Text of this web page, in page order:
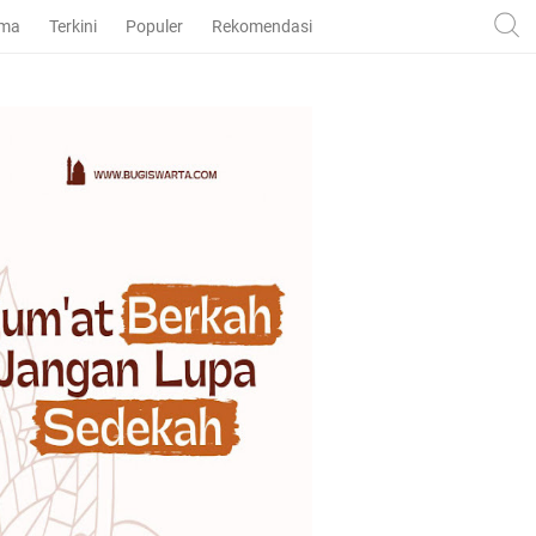
Terkini Populer Rekomendasi